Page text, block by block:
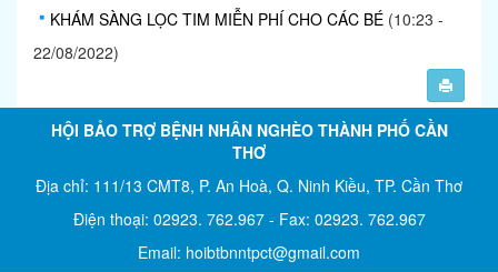
KHÁM SÀNG LỌC TIM MIỄN PHÍ CHO CÁC BÉ (10:23 -
22/08/2022)
HỘI BẢO TRỢ BỆNH NHÂN NGHÈO THÀNH PHỐ CẦN
THƠ
Địa chỉ: 111/13 CMT8, P. An Hoà, Q. Ninh Kiều, TP. Cần Thơ
Điện thoại: 02923. 762.967 - Fax: 02923. 762.967
Email: hoibtbnntpct@gmail.com